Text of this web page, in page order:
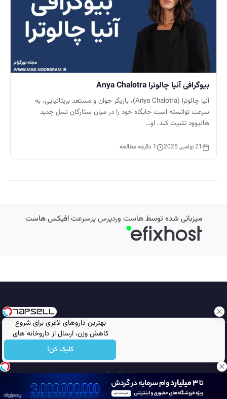
بهترین داروهای لاغری برای شروع
کاهش وزن، ارسال از داروخانه های
نزدیکت!
کلیک کن!
بیوگرافی آنیا چالوترا Anya Chalotra
آنیا چالوترا (Anya Chalotra)، بازیگر جوان و مستعد بریتانیایی، به
سرعت توانسته است جایگاه خود را در میان ستارگان نسل جدید
هالیوود تثبیت کند. او…
21 نوامبر, 2025 1 دقیقه مطالعه
میزبانی شده توسطهاست وردپرس پرسرعتافیکس هاست
تمامی حقوق محفوظ است © 2026
مجله نورگرام
انجمن نورگرام
بانک عکس
سایت هم معنی